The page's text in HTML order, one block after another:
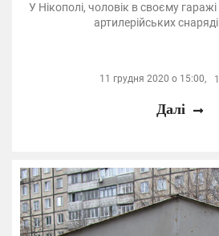
У Нікополі, чоловік в своєму
артилерійських
11 грудня 2020 о 15:00,
Далі